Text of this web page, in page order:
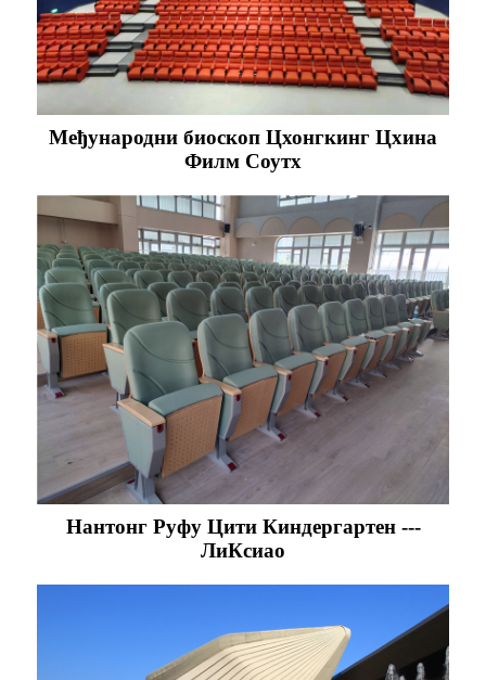
Међународни биоскоп Цхонгкинг Цхина
Филм Соутх
Нантонг Руфу Цити Киндергартен ---
ЛиКсиао